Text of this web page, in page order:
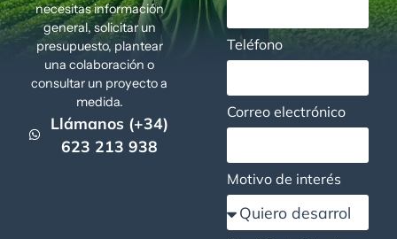
necesitas información
general, solicitar un
presupuesto, plantear
una colaboración o
consultar un proyecto a
medida.
Llámanos (+34)
623 213 938
Teléfono
Correo electrónico
Motivo de interés